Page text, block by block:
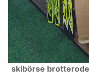
skibörse